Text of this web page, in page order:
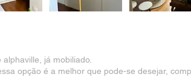
já mobiliado.
opção é a melhor que pode-se desejar,